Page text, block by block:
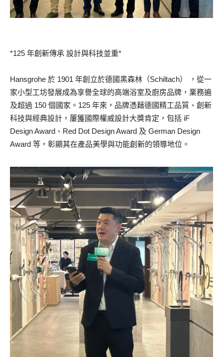
*125 年創新傳承 設計與科技並重*
Hansgrohe 於 1901 年創立於德國黑森林（Schiltach） ，從一
家小型工坊發展成為享譽全球的高端浴室及廚房品牌，業務遍
及超過 150 個國家。125 年來，品牌憑藉德國精工品質、創新
科技與經典設計，屢獲國際權威設計大獎肯定，包括 iF
Design Award、Red Dot Design Award 及 German Design
Award 等，彰顯其在產品美學與功能創新的領導地位。